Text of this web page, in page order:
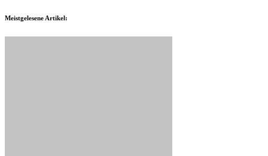
Meistgelesene Artikel: